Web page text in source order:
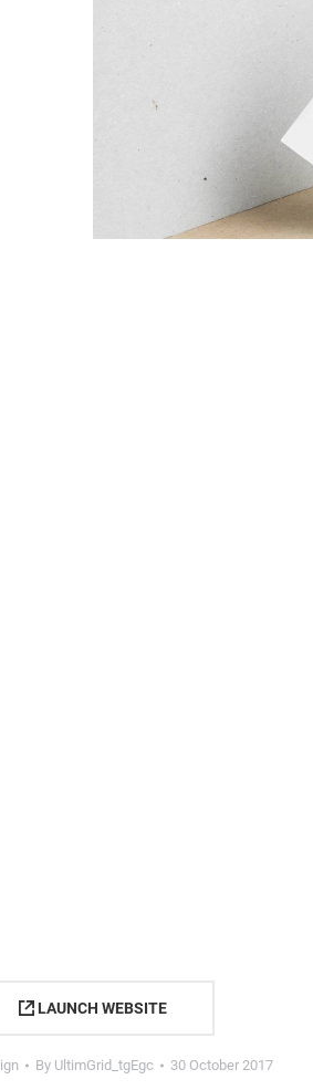
LAUNCH WEBSITE
By UltimGrid_tgEgc 30 October 2017